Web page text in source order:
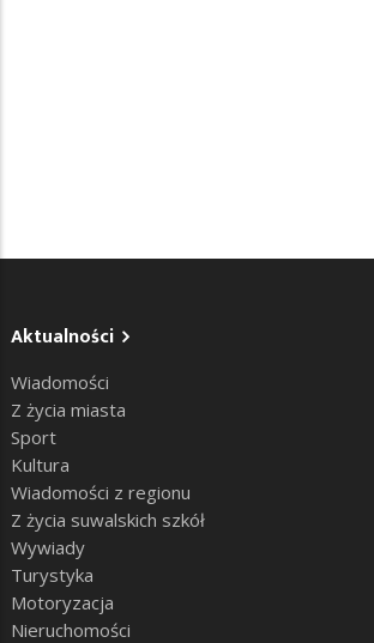
Aktualności
Wiadomości
Z życia miasta
Sport
Kultura
Wiadomości z regionu
Z życia suwalskich szkół
Wywiady
Turystyka
Motoryzacja
Nieruchomości